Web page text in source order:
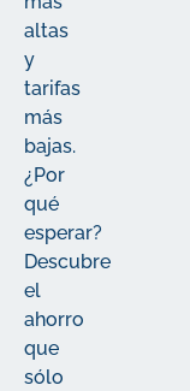
altas
y
tarifas
más
bajas.
¿Por
qué
esperar?
Descubre
el
ahorro
que
sólo